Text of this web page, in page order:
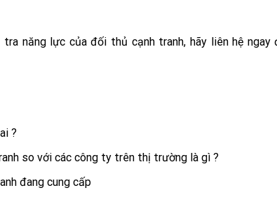
năng lực của đối thủ cạnh tranh, hãy liên hệ ngay
?
so với các công ty trên thị trường là gì ?
đang cung cấp